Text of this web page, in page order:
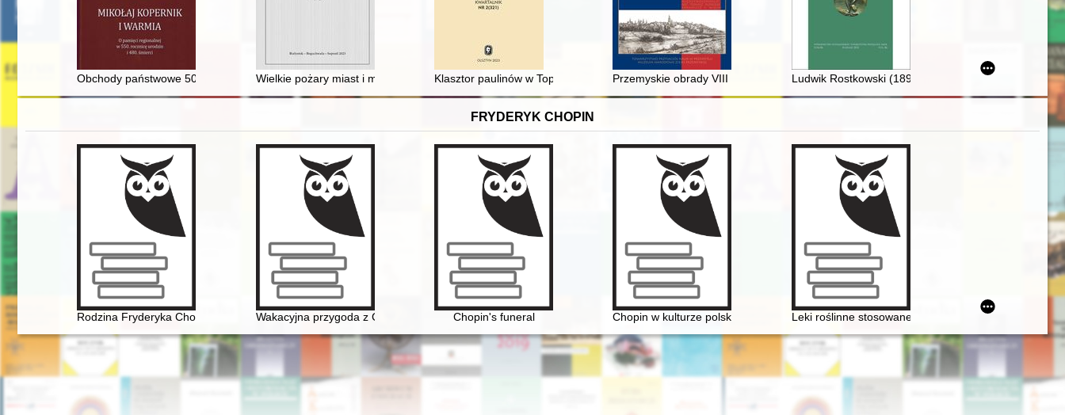
Obchody państwowe 500-lecia urodzinWielkie pożary miast i miasteczek guberni grodzieńskiej w latach 80. XIX w. na przykładzie Słonima, Sokółki i Krynek
Klasztor paulinów w Topolnie w latach 1685-1818 = Pauline Monastery in Topolno in years 1685-1818 = Paulinerkloster in
Przemyskie obrady VIII Zjazdu Związku Muzeów w Polsce, 18-19 września 1932 = The
Ludwik Rostkowski (1894-1973) : okulista i
FRYDERYK CHOPIN
Rodzina Fryderyka Chopina Wakacyjna przygoda z Chopinem" w Muzeum Niepodległości
Chopin's funeral Chopin w kulturze polskiej Leki roślinne stosowane w leczeniu Fryderyka